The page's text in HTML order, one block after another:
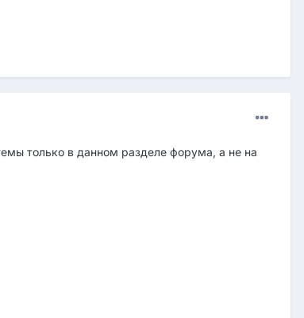
только в данном разделе форума, а не на